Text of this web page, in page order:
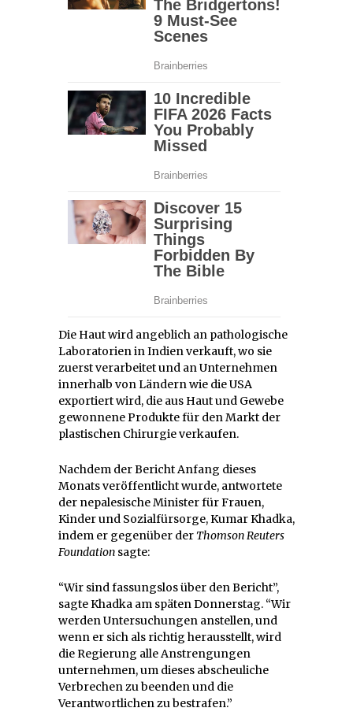
Die Haut wird angeblich an pathologische
Laboratorien in Indien verkauft, wo sie
zuerst verarbeitet und an Unternehmen
innerhalb von Ländern wie die USA
exportiert wird, die aus Haut und Gewebe
gewonnene Produkte für den Markt der
plastischen Chirurgie verkaufen.
Nachdem der Bericht Anfang dieses
Monats veröffentlicht wurde, antwortete
der nepalesische Minister für Frauen,
Kinder und Sozialfürsorge, Kumar Khadka,
indem er gegenüber der Thomson Reuters
Foundation sagte:
“Wir sind fassungslos über den Bericht”,
sagte Khadka am späten Donnerstag. “Wir
werden Untersuchungen anstellen, und
wenn er sich als richtig herausstellt, wird
die Regierung alle Anstrengungen
unternehmen, um dieses abscheuliche
Verbrechen zu beenden und die
Verantwortlichen zu bestrafen.”